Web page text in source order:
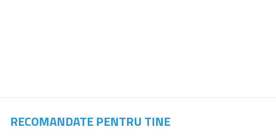
RECOMANDATE PENTRU TINE